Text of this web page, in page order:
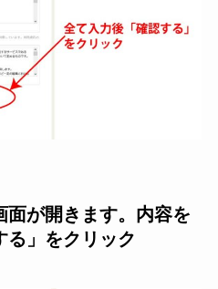
面が開きます。内容を
る」をクリック